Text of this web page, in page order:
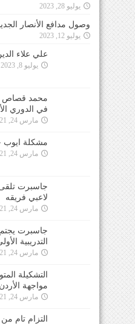
يوليو 28, 2023
وصول مدافع الأنصار
يوليو 12, 2023
علي علاء
يوليو 8, 2023
محمد قصاص
في الدوري
مارس 24, 2021
مشكلة ايوب
مارس 24, 2021
جاسبرت
لاعبي فريقه
مارس 24, 2021
جاسبرت
التدريبية
مارس 24, 2021
التشكيلة
مواجهة الأردن
مارس 24, 2021
التزام تام